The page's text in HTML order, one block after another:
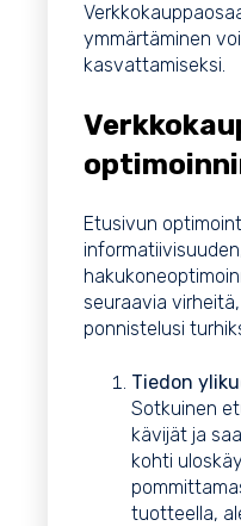
ymmärtäminen
kasvattamiseksi.
Etusivun
seuraavia
ponnistelusi
Tiedon
Sotkuinen
kävijät ja
kohti
tuotteella,